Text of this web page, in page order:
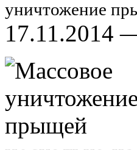
уничтожение
17.11.2014